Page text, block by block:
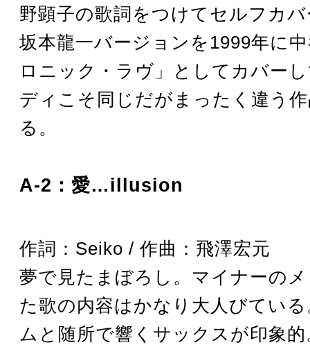
野顕子の歌詞をつけてセルフカ
坂本龍一バージョンを1999年に
ロニック・ラヴ」としてカバー
ディこそ同じだがまったく違う
る。
A-2：愛…illusion
作詞：Seiko / 作曲：飛澤宏元
夢で見たまぼろし。マイナーの
た歌の内容はかなり大人びてい
ムと随所で響くサックスが印象